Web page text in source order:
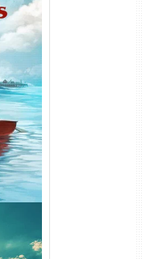
Bay
(2026)
Áudio